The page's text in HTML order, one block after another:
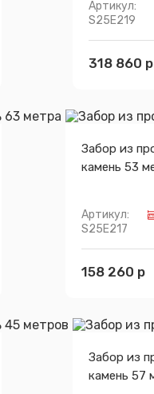
Артикул:
S25E219
318 860 р
Забор из
камень 53
Артикул:
S25E217
158 260 р
Забор из
камень 57